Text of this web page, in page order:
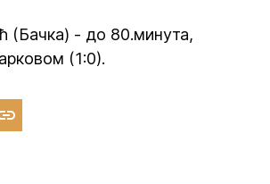
(Бачка) - до 80.минута,
(1:0).